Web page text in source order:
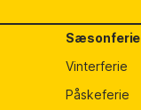
Sæsonferie
Vinterferie
Påskeferie